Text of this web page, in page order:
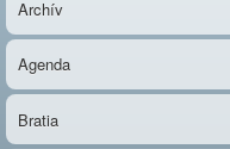
Archív
Agenda
Bratia